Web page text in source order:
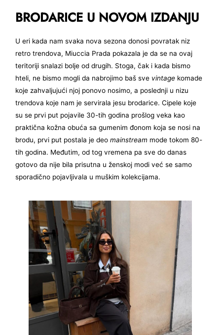
BRODARICE U NOVOM IZDANJU
U eri kada nam svaka nova sezona donosi povratak niz
retro trendova, Miuccia Prada pokazala je da se na ovaj
teritoriji snalazi bolje od drugih. Stoga, čak i kada bismo
hteli, ne bismo mogli da nabrojimo baš sve vintage komade
koje zahvaljujući njoj ponovo nosimo, a poslednji u nizu
trendova koje nam je servirala jesu brodarice. Cipele koje
su se prvi put pojavile 30-tih godina prošlog veka kao
praktična kožna obuća sa gumenim đonom koja se nosi na
brodu, prvi put postala je deomainstream mode tokom 80-
tih godina. Međutim, od tog vremena pa sve do danas
gotovo da nije bila prisutna u ženskoj modi već se samo
sporadično pojavljivala u muškim kolekcijama.